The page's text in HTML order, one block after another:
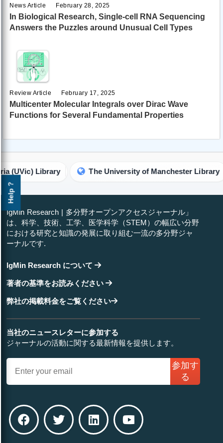
Help ?
News Article February 28, 2025
In Biological Research, Single-cell RNA Sequencing
Answers the Puzzles around Unusual Cell Types
Review Article February 17, 2025
Multicenter Molecular Integrals over Dirac Wave
Functions for Several Fundamental Properties
Library The University of Manchester Library
IgMin Research | 多分野オープンアクセスジャーナル」
は、科学、技術、工学、医学科学（STEM）の幅広い分野
における研究と知識の発展に取り組む一流の多分野ジャ
ーナルです.
IgMin Research について
著者の基準をお読みください
弊社の掲載料金をご覧ください
当社のニュースレターに参加する
ジャーナルの活動に関する最新情報を提供します。
参加す
る